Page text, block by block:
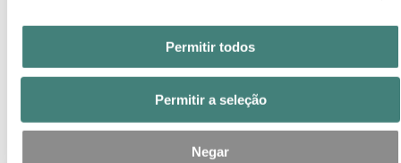
Permitir todos
Permitir a seleção
Negar
71200-020